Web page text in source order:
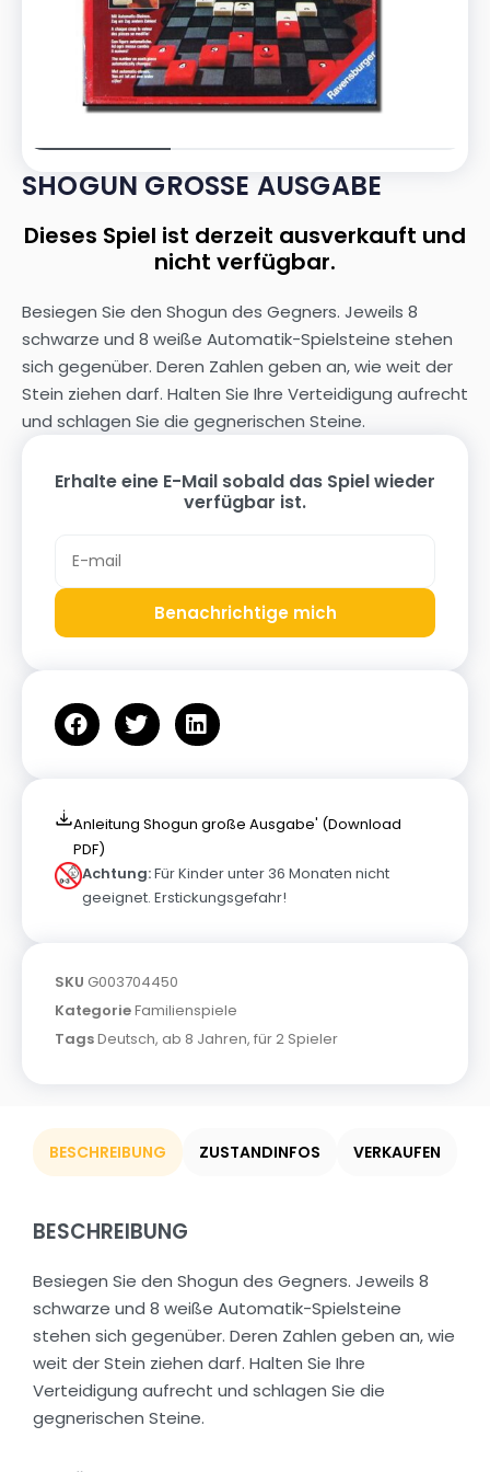
SHOGUN GROSSE AUSGABE
Dieses Spiel ist derzeit ausverkauft und
nicht verfügbar.
Besiegen Sie den Shogun des Gegners. Jeweils 8
schwarze und 8 weiße Automatik-Spielsteine stehen
sich gegenüber. Deren Zahlen geben an, wie weit der
Stein ziehen darf. Halten Sie Ihre Verteidigung aufrecht
und schlagen Sie die gegnerischen Steine.
Erhalte eine E-Mail sobald das Spiel wieder
verfügbar ist.
Benachrichtige mich
Anleitung Shogun große Ausgabe' (Download
PDF)
Achtung:Für Kinder unter 36 Monaten nicht
geeignet. Erstickungsgefahr!
SKU G003704450
KategorieFamilienspiele
TagsDeutsch, ab 8 Jahren, für 2 Spieler
BESCHREIBUNG ZUSTANDINFOS VERKAUFEN
BESCHREIBUNG
Besiegen Sie den Shogun des Gegners. Jeweils 8
schwarze und 8 weiße Automatik-Spielsteine
stehen sich gegenüber. Deren Zahlen geben an, wie
weit der Stein ziehen darf. Halten Sie Ihre
Verteidigung aufrecht und schlagen Sie die
gegnerischen Steine.